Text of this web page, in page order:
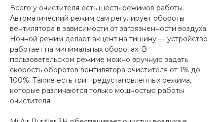
Всего у очистителя есть шесть режимов работы.
Автоматический режим сам регулирует обороты
вентилятора в зависимости от загрязненности воздуха.
Ночной режим делает акцент на тишину — устройство
работает на минимальных оборотах. В
пользовательском режиме можно вручную задать
скорость оборотов вентилятора очистителя от 1% до
100%. Также есть три предустановленных режима,
которые различаются только мощностью работы
очистителя.